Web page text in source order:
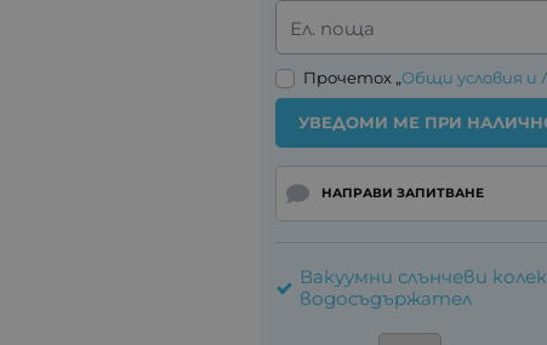
Ел. поща
Прочетох „Общи условия и
УВЕДОМИ МЕ ПРИ
НАПРАВИ ЗАПИТВАНЕ
Вакуумни слънчеви
водосъдържател